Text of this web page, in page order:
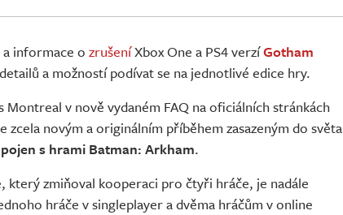
a informace o zrušeníXbox One a PS4 verzíGotham
a možností podívat se na jednotlivé edice hry.
Montreal v nově vydaném FAQ na oficiálních stránkách
zcela novým a originálním příběhem zasazeným do světa
s hrami Batman: Arkham.
který zmiňoval kooperaci pro čtyři hráče, je nadále
hráče v singleplayer a dvěma hráčům v online